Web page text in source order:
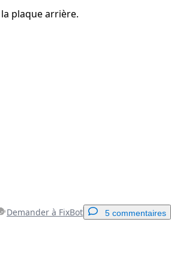
plaque arrière.
Demander à FixBot 5 commentaires